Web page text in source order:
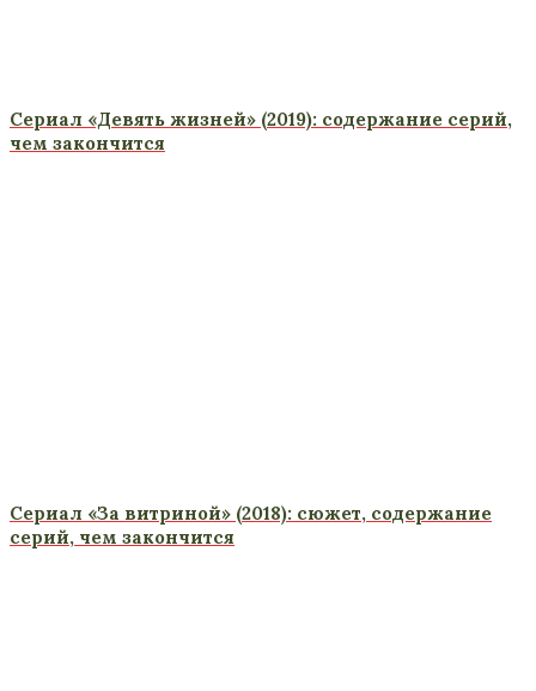
Сериал «Девять жизней» (2019): содержание серий,
чем закончится
Сериал «За витриной» (2018): сюжет, содержание
серий, чем закончится